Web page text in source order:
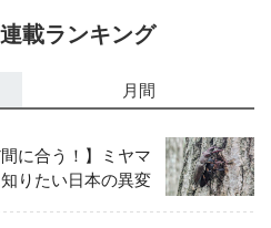
載ランキング
月間
に合う！】ミヤマ
りたい日本の異変